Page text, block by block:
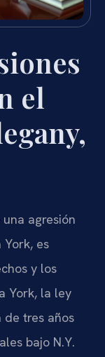
el
agresión
es
y los
York, la ley
de tres años
bajo N.Y.